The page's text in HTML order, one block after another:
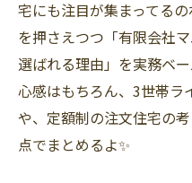
宅にも注目が集まってる
を押さえつつ「有限会社
選ばれる理由」を実務ベ
心感はもちろん、3世帯ラ
や、定額制の注文住宅の
点でまとめるよ✨